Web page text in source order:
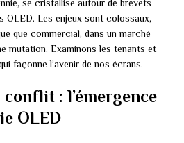
se cristallise autour de brevets
OLED. Les enjeux sont colossaux,
que commercial, dans un marché
mutation. Examinons les tenants et
façonne l’avenir de nos écrans.
: l’émergence
OLED